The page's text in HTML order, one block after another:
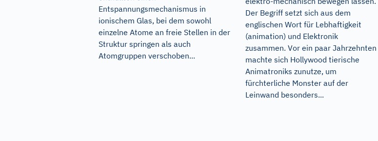
Entspannungsmechanismus in
ionischem Glas, bei dem sowohl
einzelne Atome an freie Stellen in der
Struktur springen als auch
Atomgruppen verschoben...
Der Begriff setzt sich aus dem
englischen Wort für Lebhaftigkeit
(animation) und Elektronik
zusammen. Vor ein paar Jahrzehnten
machte sich Hollywood tierische
Animatroniks zunutze, um
fürchterliche Monster auf der
Leinwand besonders...